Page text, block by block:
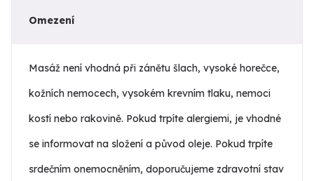
Omezení
Masáž není vhodná při zánětu šlach, vysoké horečce,
kožních nemocech, vysokém krevním tlaku, nemoci
kostí nebo rakovině. Pokud trpíte alergiemi, je vhodné
se informovat na složení a původ oleje. Pokud trpíte
srdečním onemocněním, doporučujeme zdravotní stav